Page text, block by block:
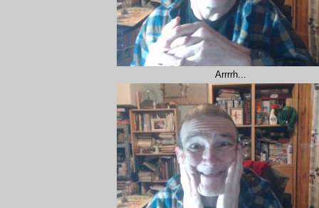
Arrrrh...